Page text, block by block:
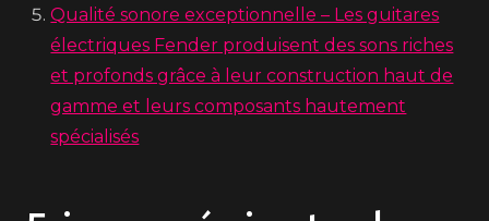
Qualité sonore exceptionnelle – Les guitares
électriques Fender produisent des sons riches
et profonds grâce à leur construction haut de
gamme et leurs composants hautement
spécialisés